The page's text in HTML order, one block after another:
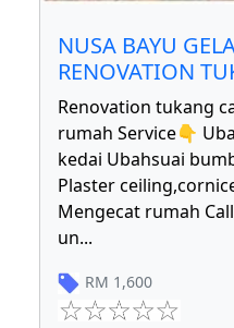
NUSA BAYU
RENOVATION
Renovation tukang
rumah Service👇
kedai Ubahsuai
Plaster
Mengecat rumah
un...
RM 1,600